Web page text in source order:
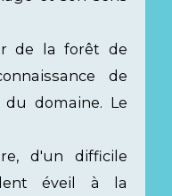
de la forêt de
de
du domaine. Le
d'un difficile
lent éveil à la